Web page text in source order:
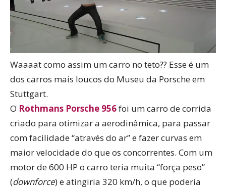
Waaaat como assim um carro no teto?? Esse é um
dos carros mais loucos do Museu da Porsche em
Stuttgart.
O Rothmans Porsche 956foi um carro de corrida
criado para otimizar a aerodinâmica, para passar
com facilidade “através do ar” e fazer curvas em
maior velocidade do que os concorrentes. Com um
motor de 600 HP o carro teria muita “força peso”
(downforce) e atingiria 320 km/h, o que poderia